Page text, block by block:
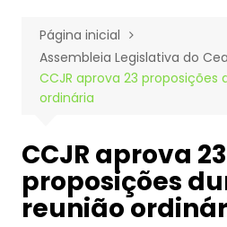
Página inicial
Assembleia Legislativa do
CCJR aprova 23 proposições
ordinária
CCJR aprova 23
proposições
reunião